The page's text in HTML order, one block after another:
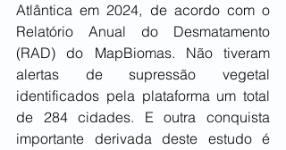
Atlântica em 2024, de acordo com o
Relatório Anual do Desmatamento
(RAD) do MapBiomas. Não tiveram
alertas de supressão vegetal
identificados pela plataforma um total
de 284 cidades. E outra conquista
importante derivada deste estudo é